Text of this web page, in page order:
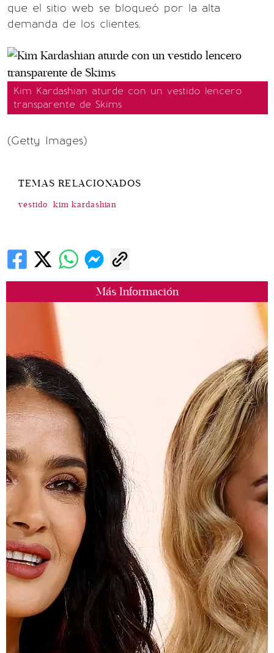
Más Información
que el sitio web se bloqueó por la alta
demanda de los clientes.
Kim Kardashian aturde con un vestido lencero
transparente de Skims
(Getty Images)
TEMAS RELACIONADOS
vestido kim kardashian